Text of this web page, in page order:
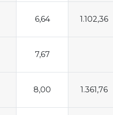
6,64 1.102,36
7,67
8,00 1.361,76